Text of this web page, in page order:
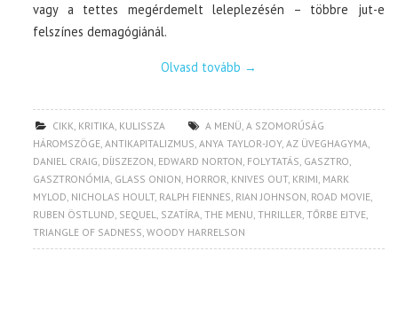
vagy a tettes megérdemelt leleplezésén – többre jut-e
felszínes demagógiánál.
Olvasd tovább →
CIKK, KRITIKA, KULISSZA A MENÜ,A SZOMORÚSÁG
HÁROMSZÖGE,ANTIKAPITALIZMUS,ANYA TAYLOR-JOY,AZ ÜVEGHAGYMA,
DANIEL CRAIG, DÍJSZEZON, EDWARD NORTON, FOLYTATÁS, GASZTRO,
GASZTRONÓMIA, GLASS ONION, HORROR, KNIVES OUT, KRIMI, MARK
MYLOD, NICHOLAS HOULT, RALPH FIENNES, RIAN JOHNSON, ROAD MOVIE,
RUBEN ÖSTLUND, SEQUEL, SZATÍRA,THE MENU,THRILLER,TŐRBE EJTVE,
TRIANGLE OF SADNESS,WOODY HARRELSON